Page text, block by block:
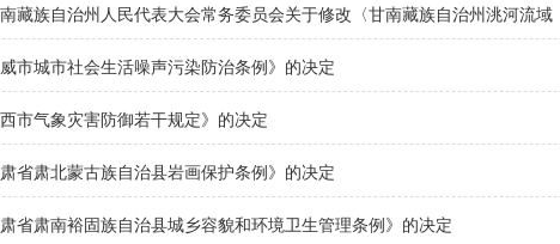
藏族自治州人民代表大会常务委员会关于修改〈甘南藏族自治州洮河流域
市城市社会生活噪声污染防治条例》的决定
市气象灾害防御若干规定》的决定
省肃北蒙古族自治县岩画保护条例》的决定
省肃南裕固族自治县城乡容貌和环境卫生管理条例》的决定